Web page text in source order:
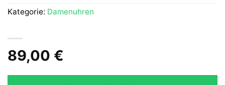
89,00 €
Kategorie: Damenuhren